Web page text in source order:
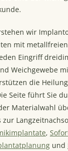
wir
mit
Eingriff
Weichgewebe
die
Seite führt Sie
Materialwahl
,
und